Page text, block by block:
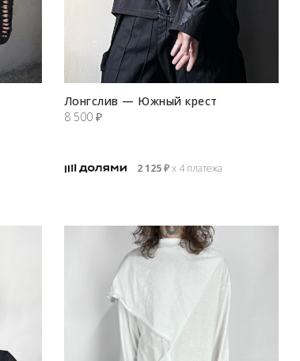
Лонгслив — Южный крест
8 500 ₽
2 125₽х 4 платежа